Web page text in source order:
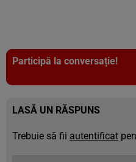
Participă la conversație!
LASĂ UN RĂSPUNS
Trebuie să fii autentificat